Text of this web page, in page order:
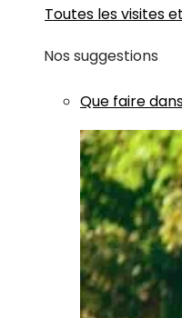
Toutes les visites
Nos suggestions
Que faire